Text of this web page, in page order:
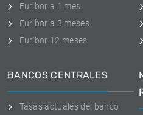
Euribor a 1 mes
Euribor a 3 meses
Euríbor 12 meses
BANCOS CENTRALES
Tasas actuales del banco